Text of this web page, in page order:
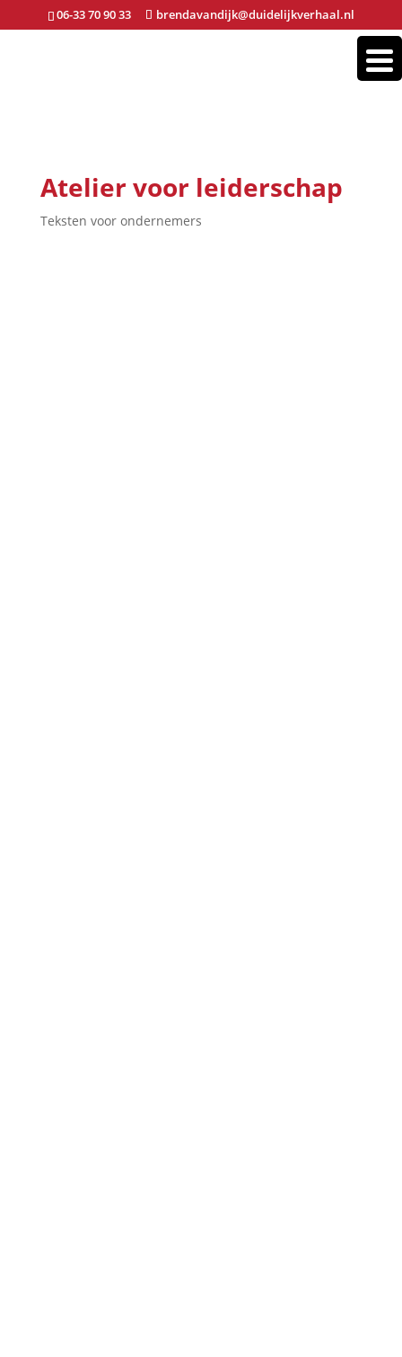
06-33 70 90 33 brendavandijk@duidelijkverhaal.nl
Atelier voor leiderschap
Teksten voor ondernemers